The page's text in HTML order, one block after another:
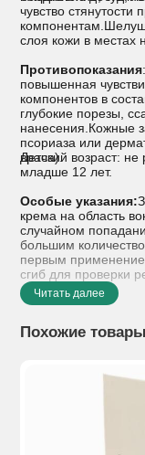
чувство стянутости
слоя кожи в местах
Противопоказания
повышенная
компонентов в
глубокие порезы,
нанесения.Кожные
псориаза или
врача).
Детский возраст:
младше 12 лет.
Особые указания:
крема на область
случайном
большим
первым
сгиб для проверки
компоненты крема
поэтому летом
Читать далее
Похожие товары